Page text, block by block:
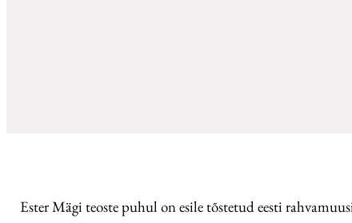
Ester Mägi teoste puhul on esile tõstetud eesti